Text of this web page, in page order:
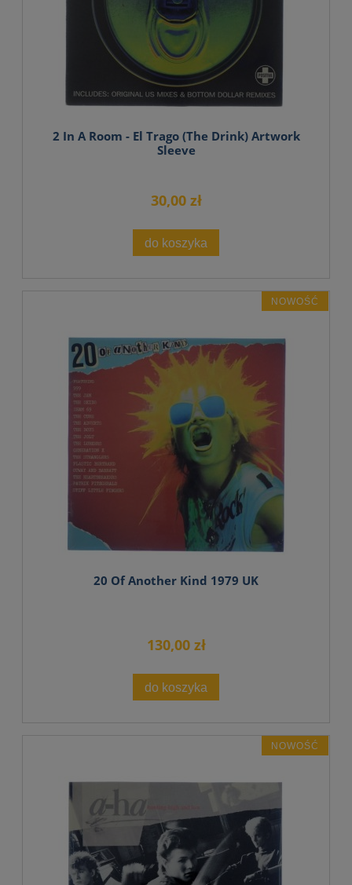
2 In A Room - El Trago (The Drink) Artwork
Sleeve
30,00 zł
do koszyka
20 Of Another Kind 1979 UK
130,00 zł
do koszyka
NOWOŚĆ
NOWOŚĆ